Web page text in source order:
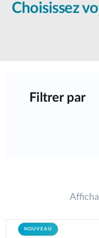
Choisissez
Filtrer par
NOUVEAU